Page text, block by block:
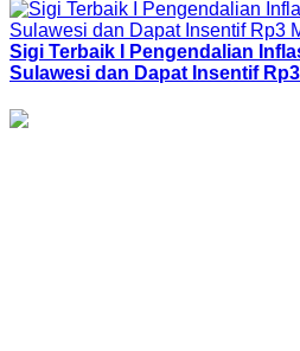
Sigi Terbaik I Pengendalian
Sulawesi dan Dapat Insentif